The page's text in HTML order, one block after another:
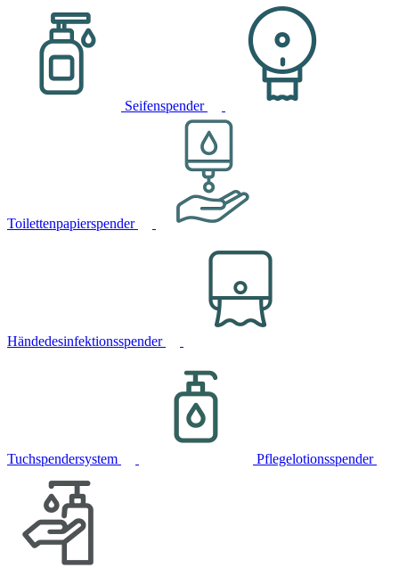
Seifenspender
Toilettenpapierspender
Händedesinfektionsspender
Tuchspendersystem Pflegelotionsspender